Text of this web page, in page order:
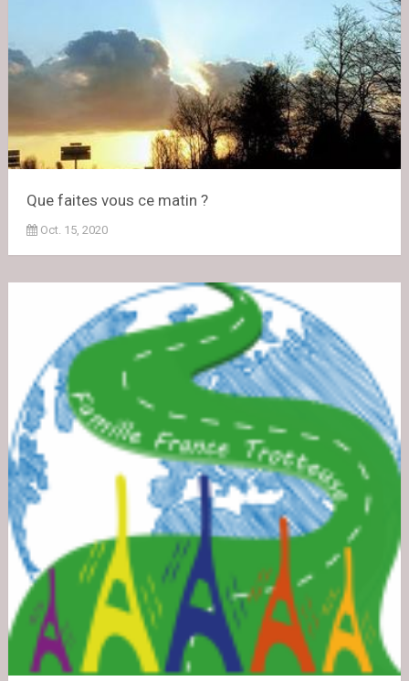
Que faites vous ce matin ?
Oct. 15, 2020